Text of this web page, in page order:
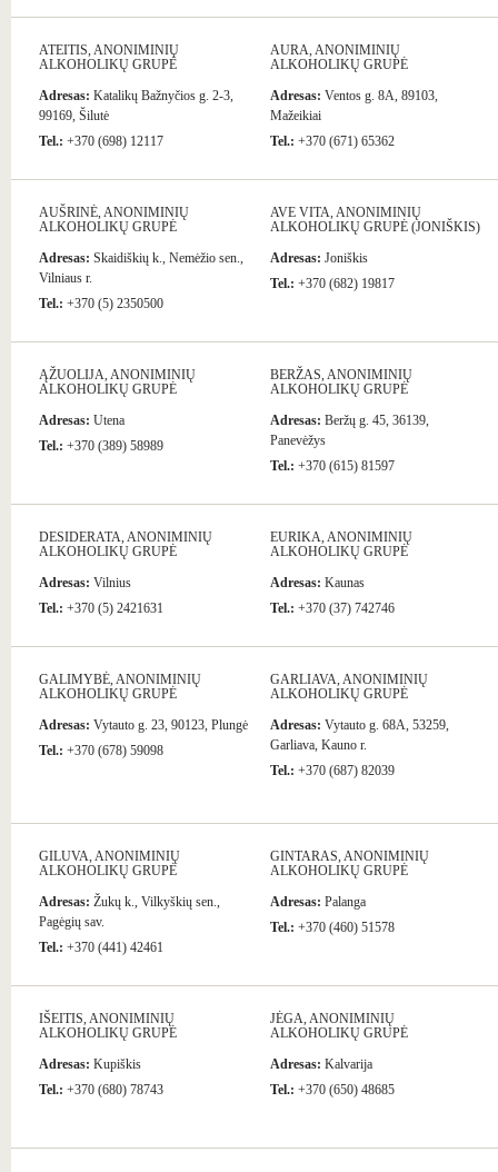
ATEITIS, ANONIMINIŲ
ALKOHOLIKŲ GRUPĖ
Adresas: Katalikų Bažnyčios g. 2-3,
99169, Šilutė
Tel.: +370 (698) 12117
AURA, ANONIMINIŲ
ALKOHOLIKŲ GRUPĖ
Adresas: Ventos g. 8A, 89103,
Mažeikiai
Tel.: +370 (671) 65362
AUŠRINĖ, ANONIMINIŲ
ALKOHOLIKŲ GRUPĖ
Adresas: Skaidiškių k., Nemėžio sen.,
Vilniaus r.
Tel.: +370 (5) 2350500
AVE VITA, ANONIMINIŲ
ALKOHOLIKŲ GRUPĖ (JONIŠKIS)
Adresas: Joniškis
Tel.: +370 (682) 19817
ĄŽUOLIJA, ANONIMINIŲ
ALKOHOLIKŲ GRUPĖ
Adresas: Utena
Tel.: +370 (389) 58989
BERŽAS, ANONIMINIŲ
ALKOHOLIKŲ GRUPĖ
Adresas: Beržų g. 45, 36139,
Panevėžys
Tel.: +370 (615) 81597
DESIDERATA, ANONIMINIŲ
ALKOHOLIKŲ GRUPĖ
Adresas: Vilnius
Tel.: +370 (5) 2421631
EURIKA, ANONIMINIŲ
ALKOHOLIKŲ GRUPĖ
Adresas: Kaunas
Tel.: +370 (37) 742746
GALIMYBĖ, ANONIMINIŲ
ALKOHOLIKŲ GRUPĖ
Adresas: Vytauto g. 23, 90123, Plungė
Tel.: +370 (678) 59098
GARLIAVA, ANONIMINIŲ
ALKOHOLIKŲ GRUPĖ
Adresas: Vytauto g. 68A, 53259,
Garliava, Kauno r.
Tel.: +370 (687) 82039
GILUVA, ANONIMINIŲ
ALKOHOLIKŲ GRUPĖ
Adresas: Žukų k., Vilkyškių sen.,
Pagėgių sav.
Tel.: +370 (441) 42461
GINTARAS, ANONIMINIŲ
ALKOHOLIKŲ GRUPĖ
Adresas: Palanga
Tel.: +370 (460) 51578
IŠEITIS, ANONIMINIŲ
ALKOHOLIKŲ GRUPĖ
Adresas: Kupiškis
Tel.: +370 (680) 78743
JĖGA, ANONIMINIŲ
ALKOHOLIKŲ GRUPĖ
Adresas: Kalvarija
Tel.: +370 (650) 48685